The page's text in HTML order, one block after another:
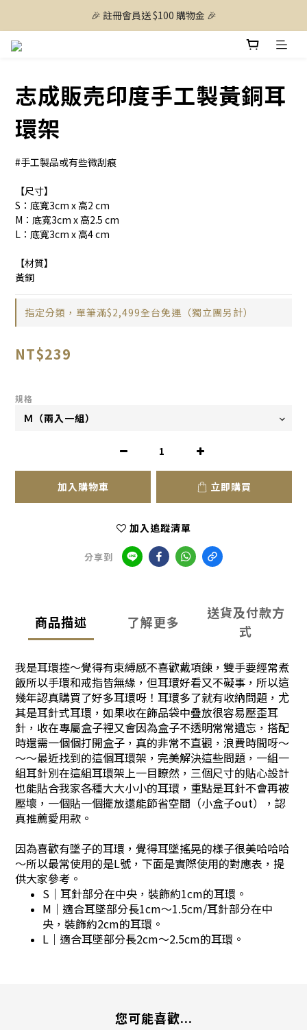
🎉 註冊會員送 $100 購物金 🎉
志成販売印度手工製黃銅耳
環架
#手工製品或有些微刮痕
【尺寸】
S：底寬3cm x 高2 cm
M：底寬3cm x 高2.5 cm
L：底寬3cm x 高4 cm
【材質】
黃銅
指定分類，單筆滿$2,499全台免運（獨立團另計）
NT$239
規格
加入購物車 立即購買
加入追蹤清單
分享到
商品描述 了解更多
送貨及付款方
式
我是耳環控～覺得有束縛感不喜歡戴項鍊，雙手要經常煮
飯所以手環和戒指皆無緣，但耳環好看又不礙事，所以這
幾年認真購買了好多耳環呀！耳環多了就有收納問題，尤
其是耳針式耳環，如果收在飾品袋中疊放很容易壓歪耳
針，收在專屬盒子裡又會因為盒子不透明常常遺忘，搭配
時還需一個個打開盒子，真的非常不直觀，浪費時間呀～
～～最近找到的這個耳環架，完美解決這些問題，一組一
組耳針別在這組耳環架上一目瞭然，三個尺寸的貼心設計
也能貼合我家各種大大小小的耳環，重點是耳針不會再被
壓壞，一個貼一個擺放還能節省空間（小盒子out），認
真推薦愛用款。
因為喜歡有墜子的耳環，覺得耳墜搖晃的樣子很美哈哈哈
～所以最常使用的是L號，下面是實際使用的對應表，提
供大家參考。
S｜耳針部分在中央，裝飾約1cm的耳環。
M｜適合耳墜部分長1cm～1.5cm/耳針部分在中
央，裝飾約2cm的耳環。
L｜適合耳墜部分長2cm～2.5cm的耳環。
您可能喜歡...